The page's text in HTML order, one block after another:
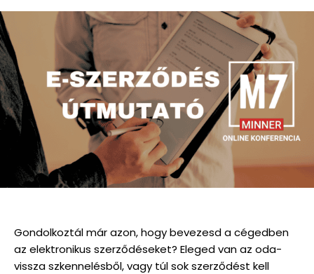
Gondolkoztál már azon, hogy bevezesd a cégedben
az elektronikus szerződéseket? Eleged van az oda-
vissza szkennelésből, vagy túl sok szerződést kell